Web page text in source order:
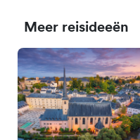
Meer reisideeën